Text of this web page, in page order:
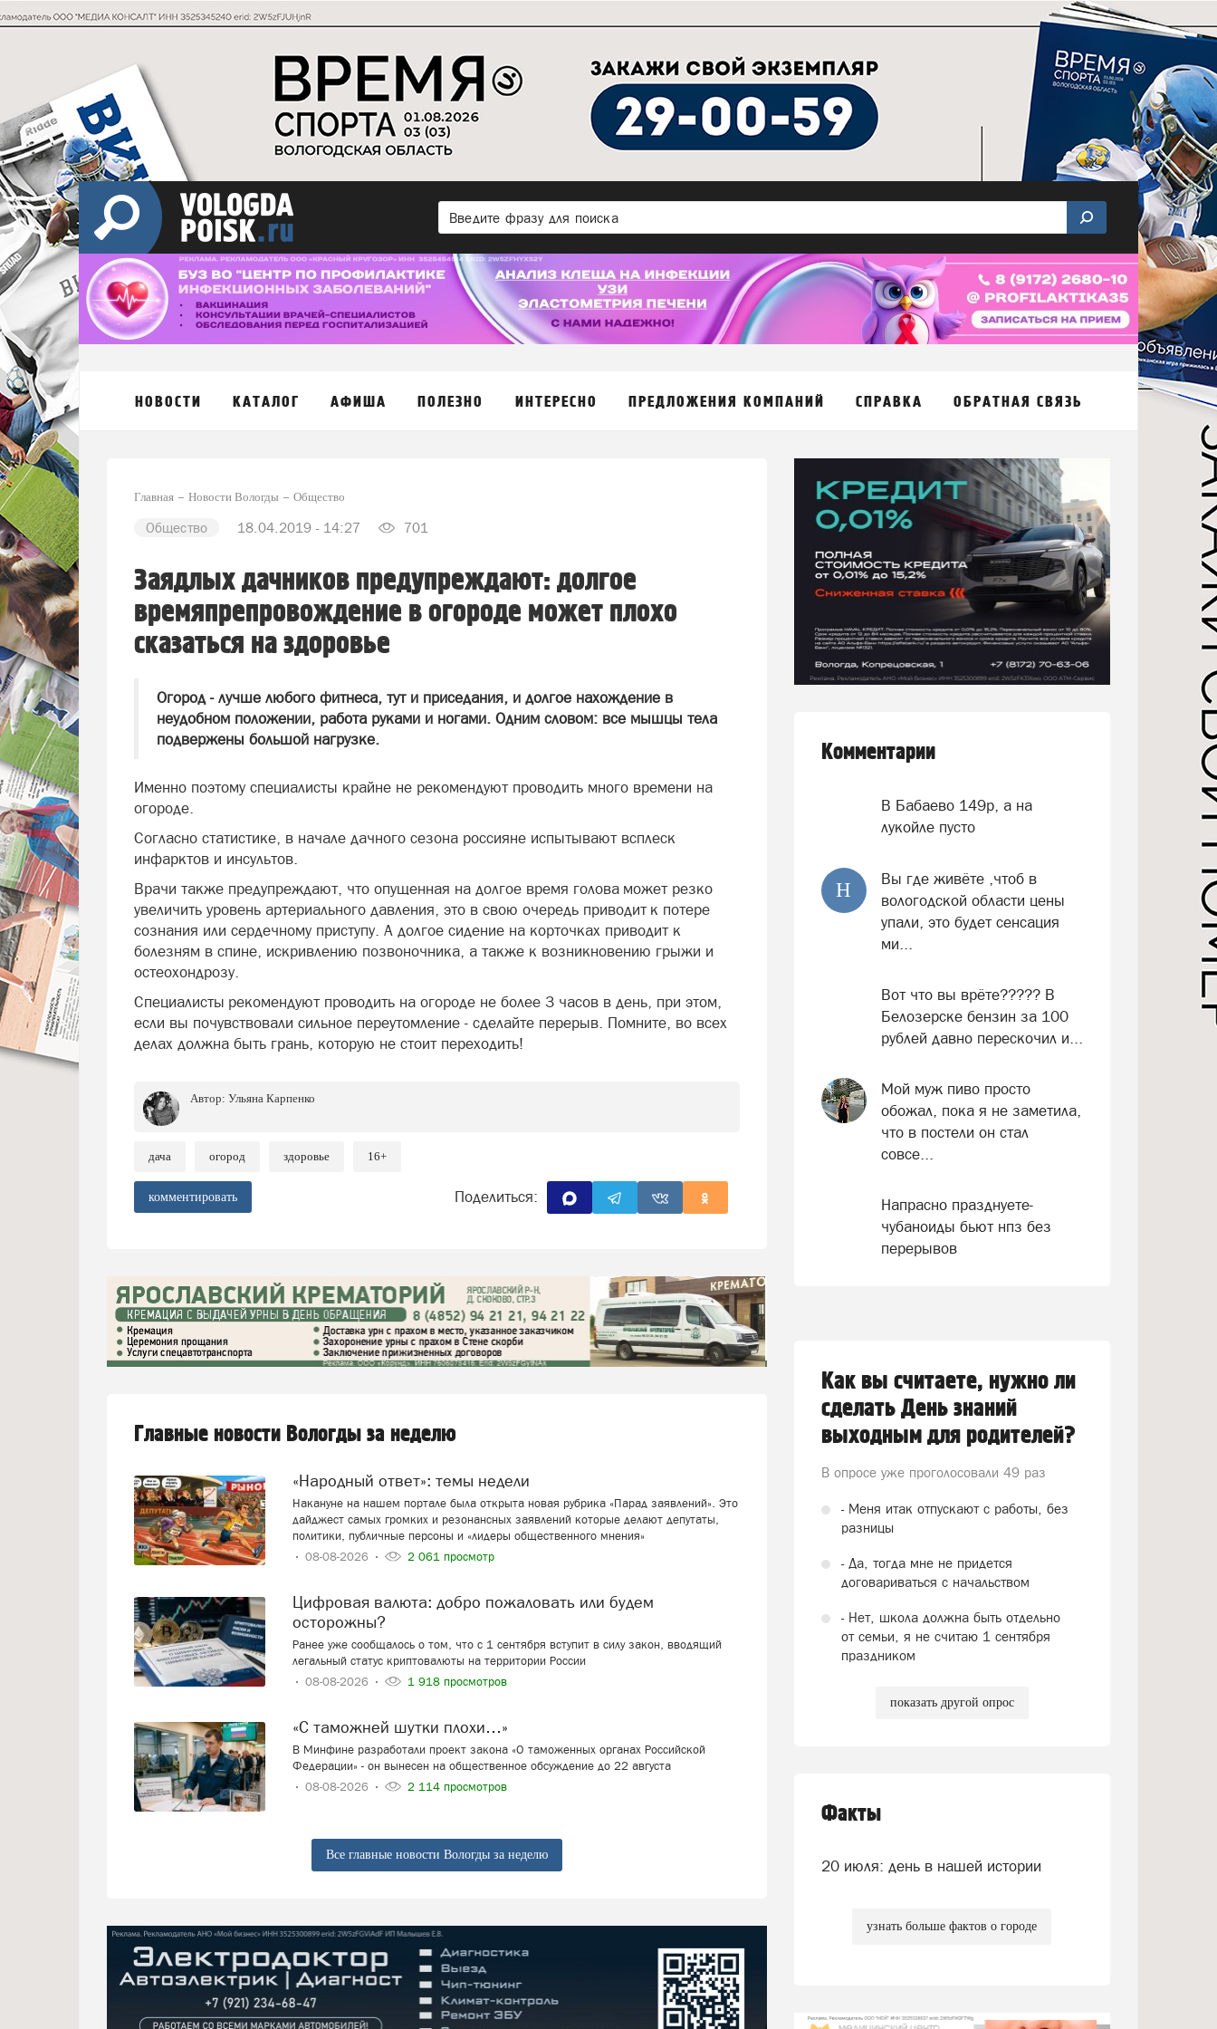
НОВОСТИ КАТАЛОГ АФИША ПОЛЕЗНО ИНТЕРЕСНО ПРЕДЛОЖЕНИЯ КОМПАНИЙ СПРАВКА ОБРАТНАЯ СВЯЗЬ
Главная Новости Вологды Общество
Общество 18.04.2019 - 14:27 701
Заядлых дачников предупреждают: долгое
времяпрепровождение в огороде может плохо
сказаться на здоровье
Огород - лучше любого фитнеса, тут и приседания, и долгое нахождение в
неудобном положении, работа руками и ногами. Одним словом: все мышцы тела
подвержены большой нагрузке.
Именно поэтому специалисты крайне не рекомендуют проводить много времени на
огороде.
Согласно статистике, в начале дачного сезона россияне испытывают всплеск
инфарктов и инсультов.
Врачи также предупреждают, что опущенная на долгое время голова может резко
увеличить уровень артериального давления, это в свою очередь приводит к потере
сознания или сердечному приступу. А долгое сидение на корточках приводит к
болезням в спине, искривлению позвоночника, а также к возникновению грыжи и
остеохондрозу.
Специалисты рекомендуют проводить на огороде не более 3 часов в день, при этом,
если вы почувствовали сильное переутомление - сделайте перерыв. Помните, во всех
делах должна быть грань, которую не стоит переходить!
Автор: Ульяна Карпенко
дача огород здоровье 16+
комментировать Поделиться:
Главные новости Вологды за неделю
«Народный ответ»: темы недели
Накануне на нашем портале была открыта новая рубрика «Парад заявлений». Это
дайджест самых громких и резонансных заявлений которые делают депутаты,
политики, публичные персоны и «лидеры общественного мнения»
08-08-2026
2 061 просмотр
Цифровая валюта: добро пожаловать или будем
осторожны?
Ранее уже сообщалось о том, что с 1 сентября вступит в силу закон, вводящий
легальный статус криптовалюты на территории России
08-08-2026
1 918 просмотров
«С таможней шутки плохи…»
В Минфине разработали проект закона «О таможенных органах Российской
Федерации» - он вынесен на общественное обсуждение до 22 августа
08-08-2026
2 114 просмотров
Все главные новости Вологды за неделю
Комментарии
В Бабаево 149р, а на
лукойле пусто
Н
Вы где живёте ,чтоб в
вологодской области цены
упали, это будет сенсация
ми...
Вот что вы врёте????? В
Белозерске бензин за 100
рублей давно перескочил и...
Мой муж пиво просто
обожал, пока я не заметила,
что в постели он стал
совсе...
Напрасно празднуете-
чубаноиды бьют нпз без
перерывов
Как вы считаете, нужно ли
сделать День знаний
выходным для родителей?
В опросе уже проголосовали 49 раз
- Меня итак отпускают с работы, без
разницы
- Да, тогда мне не придется
договариваться с начальством
- Нет, школа должна быть отдельно
от семьи, я не считаю 1 сентября
праздником
показать другой опрос
Факты
20 июля: день в нашей истории
узнать больше фактов о городе